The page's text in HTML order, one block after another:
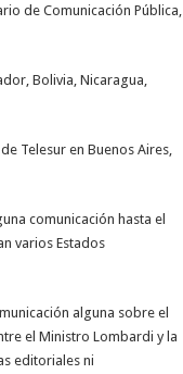
de Comunicación Pública,
Bolivia, Nicaragua,
Telesur en Buenos Aires,
comunicación hasta el
varios Estados
alguna sobre el
el Ministro Lombardi y la
editoriales ni